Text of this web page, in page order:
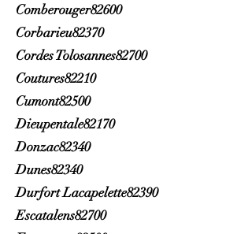
Comberouger82600
Corbarieu82370
Cordes Tolosannes82700
Coutures82210
Cumont82500
Dieupentale82170
Donzac82340
Dunes82340
Durfort Lacapelette82390
Escatalens82700